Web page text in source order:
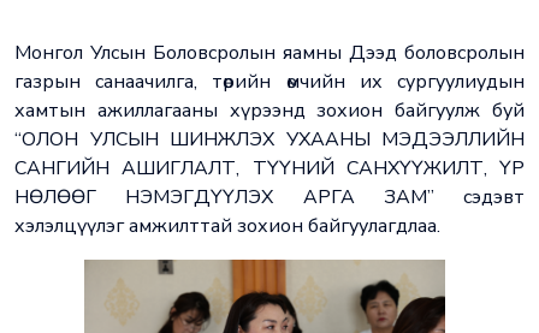
Монгол Улсын Боловсролын яамны Дээд боловсролын
газрын санаачилга, төрийн өмчийн их сургуулиудын
хамтын ажиллагааны хүрээнд зохион байгуулж буй
“ОЛОН УЛСЫН ШИНЖЛЭХ УХААНЫ МЭДЭЭЛЛИЙН
САНГИЙН АШИГЛАЛТ, ТҮҮНИЙ САНХҮҮЖИЛТ, ҮР
НӨЛӨӨГ НЭМЭГДҮҮЛЭХ АРГА ЗАМ” сэдэвт
хэлэлцүүлэг амжилттай зохион байгуулагдлаа.